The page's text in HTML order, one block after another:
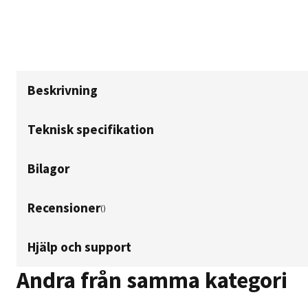
Beskrivning
Teknisk specifikation
Bilagor
Recensioner()
Hjälp och support
Andra från samma kategori